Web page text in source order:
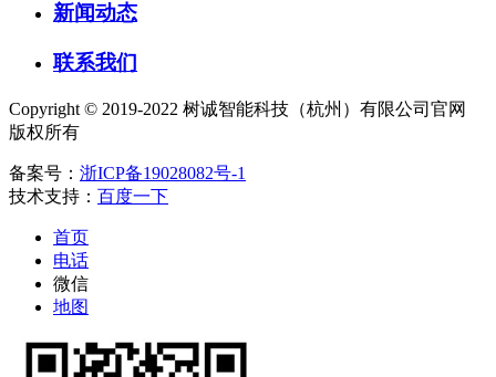
新闻动态
联系我们
Copyright © 2019-2022 树诚智能科技（杭州）有限公司官网
版权所有
备案号： 浙ICP备19028082号-1
技术支持： 百度一下
首页
电话
微信
地图